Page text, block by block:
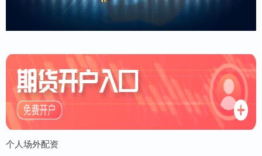
个人场外配资